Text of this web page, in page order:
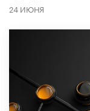
24 ИЮНЯ